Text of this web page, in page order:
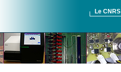
Le CNRS